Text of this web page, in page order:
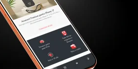
L-V 09:00-16:00
promotiile noastre